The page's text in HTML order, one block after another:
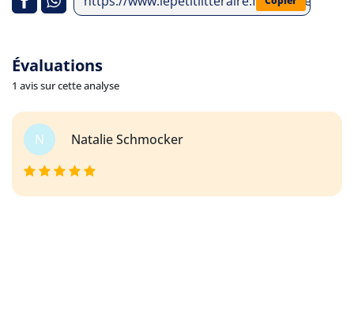
Évaluations
1 avis sur cette analyse
N Natalie Schmocker